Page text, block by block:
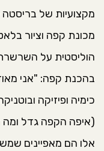
מקצועיות של
מכונת קפה וציור
הוליסטית על
בהכנת קפה: "אני
כימיה ופיזיקה
(איפה הקפה גדל ומה
אלו הם מאפיינים